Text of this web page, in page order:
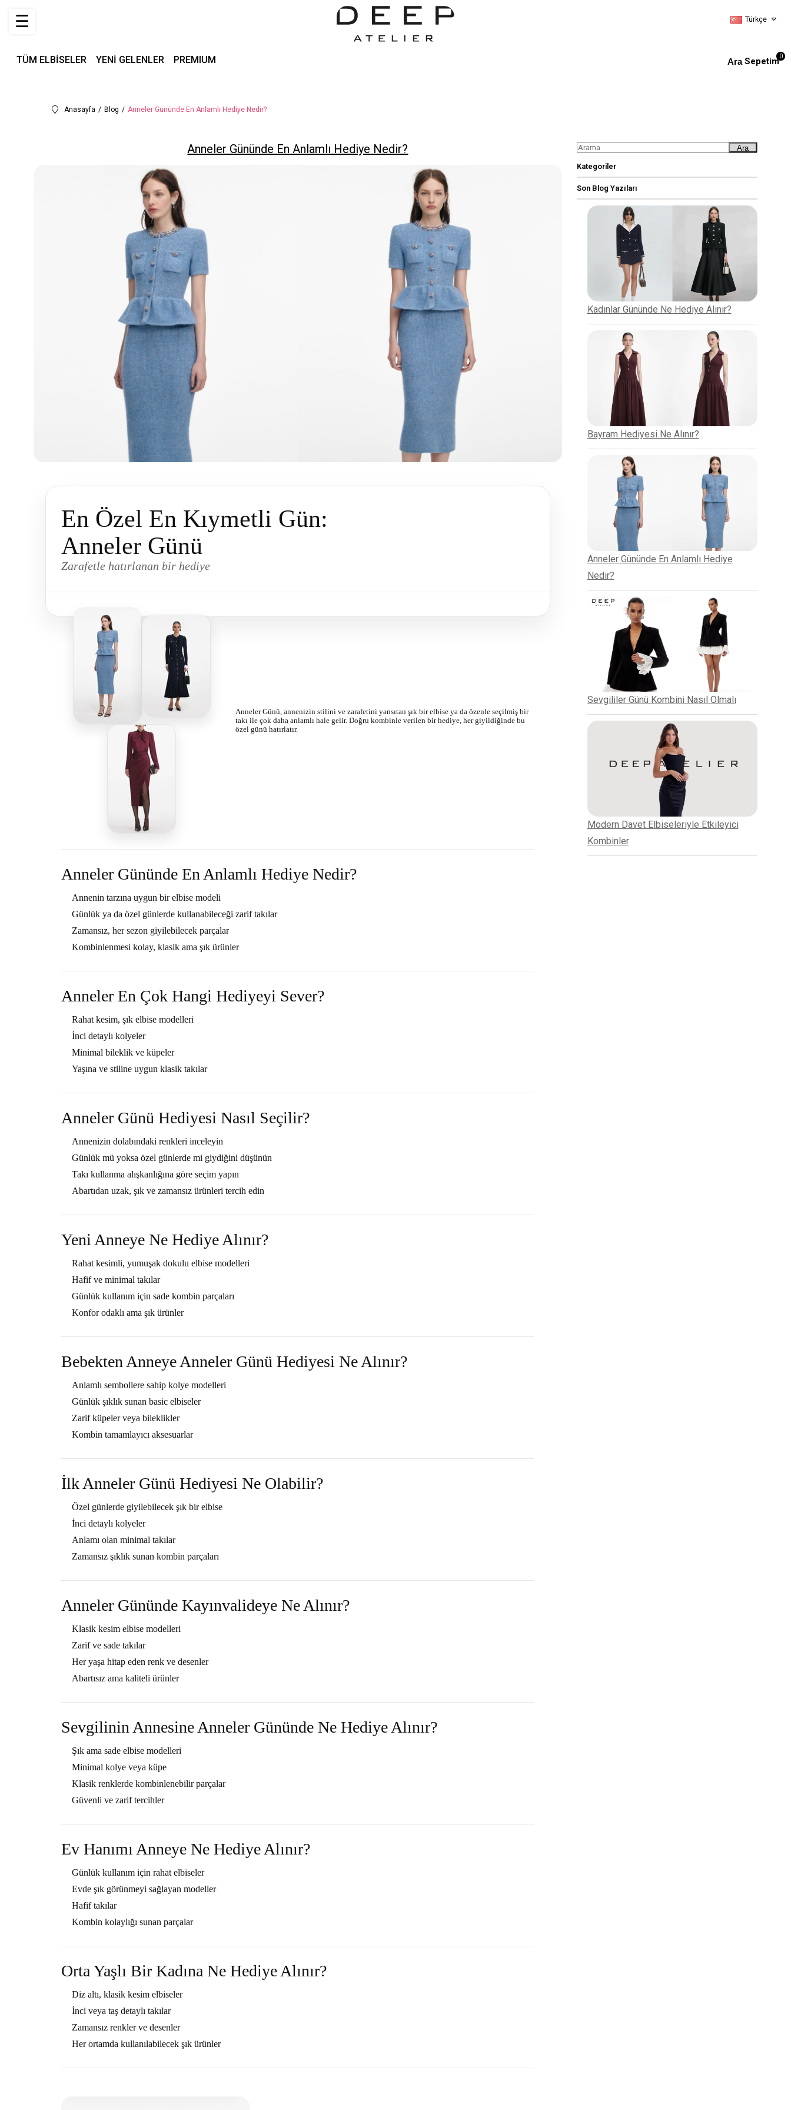
Türkçe
Sepetim0
TÜM ELBİSELER YENİ GELENLER PREMIUM
☰
Anasayfa Blog Anneler Gününde En Anlamlı Hediye Nedir?
Anneler Gününde En Anlamlı Hediye Nedir?
En Özel En Kıymetli Gün:
Anneler Günü
Zarafetle hatırlanan bir hediye
Anneler Günü, annenizin stilini ve zarafetini yansıtan şık bir elbise ya da özenle seçilmiş bir
takı ile çok daha anlamlı hale gelir. Doğru kombinle verilen bir hediye, her giyildiğinde bu
özel günü hatırlatır.
Anneler Gününde En Anlamlı Hediye Nedir?
Annenin tarzına uygun bir elbise modeli
Günlük ya da özel günlerde kullanabileceği zarif takılar
Zamansız, her sezon giyilebilecek parçalar
Kombinlenmesi kolay, klasik ama şık ürünler
Anneler En Çok Hangi Hediyeyi Sever?
Rahat kesim, şık elbise modelleri
İnci detaylı kolyeler
Minimal bileklik ve küpeler
Yaşına ve stiline uygun klasik takılar
Anneler Günü Hediyesi Nasıl Seçilir?
Annenizin dolabındaki renkleri inceleyin
Günlük mü yoksa özel günlerde mi giydiğini düşünün
Takı kullanma alışkanlığına göre seçim yapın
Abartıdan uzak, şık ve zamansız ürünleri tercih edin
Yeni Anneye Ne Hediye Alınır?
Rahat kesimli, yumuşak dokulu elbise modelleri
Hafif ve minimal takılar
Günlük kullanım için sade kombin parçaları
Konfor odaklı ama şık ürünler
Bebekten Anneye Anneler Günü Hediyesi Ne Alınır?
Anlamlı sembollere sahip kolye modelleri
Günlük şıklık sunan basic elbiseler
Zarif küpeler veya bileklikler
Kombin tamamlayıcı aksesuarlar
İlk Anneler Günü Hediyesi Ne Olabilir?
Özel günlerde giyilebilecek şık bir elbise
İnci detaylı kolyeler
Anlamı olan minimal takılar
Zamansız şıklık sunan kombin parçaları
Anneler Gününde Kayınvalideye Ne Alınır?
Klasik kesim elbise modelleri
Zarif ve sade takılar
Her yaşa hitap eden renk ve desenler
Abartısız ama kaliteli ürünler
Sevgilinin Annesine Anneler Gününde Ne Hediye Alınır?
Şık ama sade elbise modelleri
Minimal kolye veya küpe
Klasik renklerde kombinlenebilir parçalar
Güvenli ve zarif tercihler
Ev Hanımı Anneye Ne Hediye Alınır?
Günlük kullanım için rahat elbiseler
Evde şık görünmeyi sağlayan modeller
Hafif takılar
Kombin kolaylığı sunan parçalar
Orta Yaşlı Bir Kadına Ne Hediye Alınır?
Diz altı, klasik kesim elbiseler
İnci veya taş detaylı takılar
Zamansız renkler ve desenler
Her ortamda kullanılabilecek şık ürünler
Ara
Kategoriler
Son Blog Yazıları
Kadınlar Gününde Ne Hediye Alınır?
Bayram Hediyesi Ne Alınır?
Anneler Gününde En Anlamlı Hediye
Nedir?
Sevgililer Günü Kombini Nasıl Olmalı
Modern Davet Elbiseleriyle Etkileyici
Kombinler